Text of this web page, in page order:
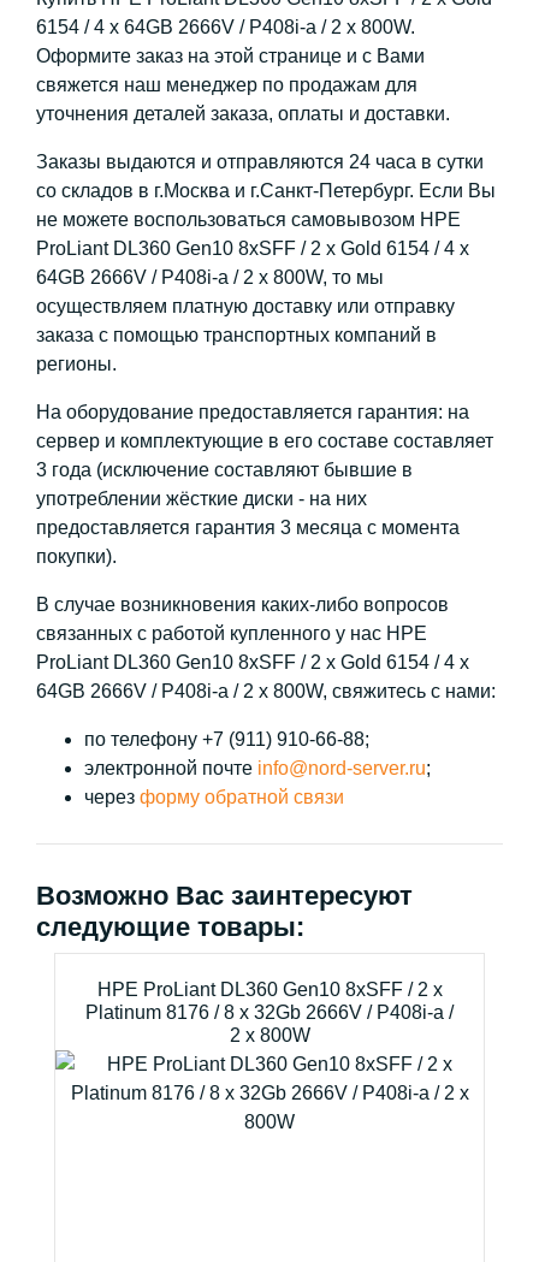
6154 / 4 x 64GB 2666V / P408i-a / 2 x 800W.
Оформите заказ на этой странице и с Вами
свяжется наш менеджер по продажам для
уточнения деталей заказа, оплаты и доставки.
Заказы выдаются и отправляются 24 часа в сутки
со складов в г.Москва и г.Санкт-Петербург. Если Вы
не можете воспользоваться самовывозом HPE
ProLiant DL360 Gen10 8xSFF / 2 x Gold 6154 / 4 x
64GB 2666V / P408i-a / 2 x 800W, то мы
осуществляем платную доставку или отправку
заказа с помощью транспортных компаний в
регионы.
На оборудование предоставляется гарантия: на
сервер и комплектующие в его составе составляет
3 года (исключение составляют бывшие в
употреблении жёсткие диски - на них
предоставляется гарантия 3 месяца с момента
покупки).
В случае возникновения каких-либо вопросов
связанных с работой купленного у нас HPE
ProLiant DL360 Gen10 8xSFF / 2 x Gold 6154 / 4 x
64GB 2666V / P408i-a / 2 x 800W, свяжитесь с нами:
по телефону +7 (911) 910-66-88;
электронной почте info@nord-server.ru;
через форму обратной связи
Возможно Вас заинтересуют
следующие товары:
HPE ProLiant DL360 Gen10 8xSFF / 2 x
Platinum 8176 / 8 x 32Gb 2666V / P408i-a /
2 x 800W